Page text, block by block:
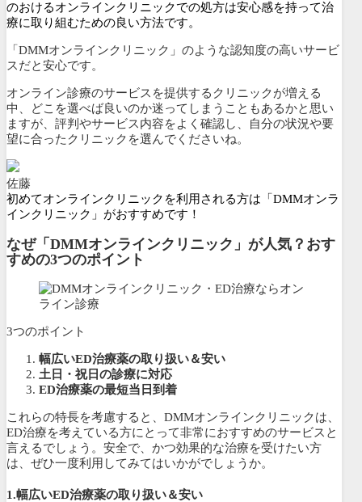
のおけるオンラインクリニックでの処方は安心感を持って治
療に取り組むための良い方法です。
「DMMオンラインクリニック」のような認知度の高いサービ
スだと安心です。
オンライン診療のサービスを提供するクリニックが増える
中、どこを選べば良いのか迷ってしまうこともあるかと思い
ますが、評判やサービス内容をよく確認し、自分の状況や要
望に合ったクリニックを選んでくださいね。
佐藤
初めてオンラインクリニックを利用される方は「DMMオンラ
インクリニック」がおすすめです！
なぜ「DMMオンラインクリニック」が人気？おす
すめの3つのポイント
3つのポイント
幅広いED治療薬の取り扱い＆安い
土日・祝日の診療に対応
ED治療薬の最短当日到着
これらの特長を考慮すると、DMMオンラインクリニックは、
ED治療を考えている方にとって非常におすすめのサービスと
言えるでしょう。安全で、かつ効果的な治療を受けたい方
は、ぜひ一度利用してみてはいかがでしょうか。
1.幅広いED治療薬の取り扱い＆安い